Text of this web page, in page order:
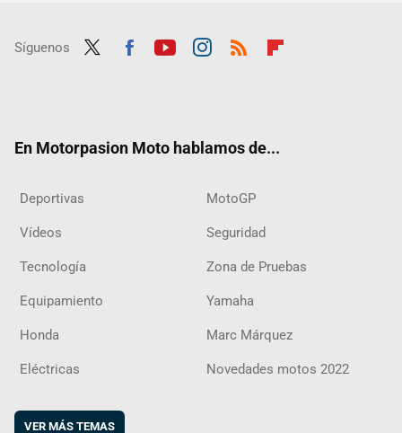
Síguenos
En Motorpasion Moto hablamos de...
Deportivas MotoGP
Vídeos Seguridad
Tecnología Zona de Pruebas
Equipamiento Yamaha
Honda Marc Márquez
Eléctricas Novedades motos 2022
VER MÁS TEMAS